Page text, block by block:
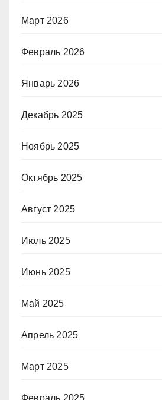
Март 2026
Февраль 2026
Январь 2026
Декабрь 2025
Ноябрь 2025
Октябрь 2025
Август 2025
Июль 2025
Июнь 2025
Май 2025
Апрель 2025
Март 2025
Февраль 2025